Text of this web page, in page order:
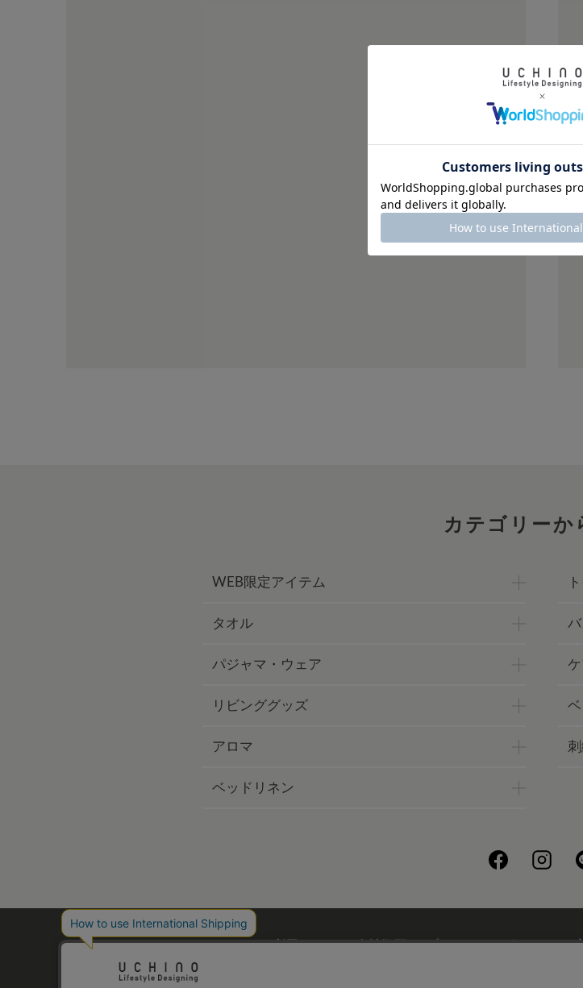
カテゴリーか
WEB限定アイテム
タオル
パジャマ・ウェア
リビンググッズ
アロマ
ベッドリネン
ご利用ガイド 会社概要 プライバシーポリシー